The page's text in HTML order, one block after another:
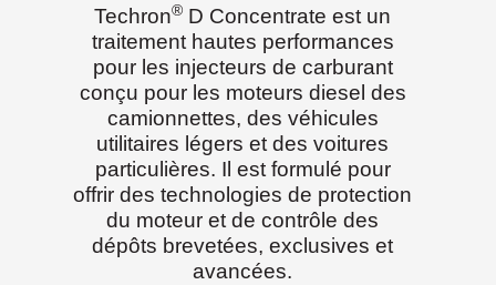
Techron® D Concentrate est un
traitement hautes performances
pour les injecteurs de carburant
conçu pour les moteurs diesel des
camionnettes, des véhicules
utilitaires légers et des voitures
particulières. Il est formulé pour
offrir des technologies de protection
du moteur et de contrôle des
dépôts brevetées, exclusives et
avancées.